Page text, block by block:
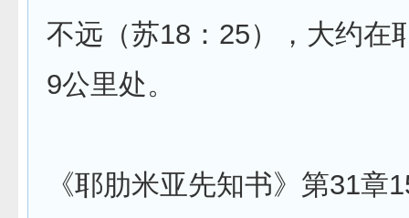
不远（苏18：25），大约在
9公里处。
《耶肋米亚先知书》第31章